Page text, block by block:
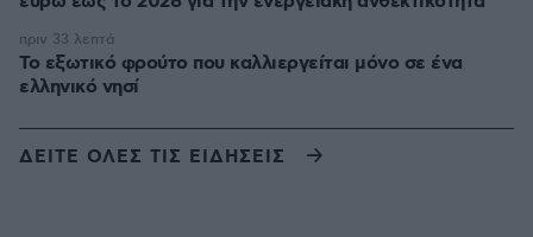
Το εξωτικό φρούτο που καλλιεργείται μόνο σε ένα
ελληνικό νησί
πριν 33 λεπτά
ΔΕΙΤΕ ΟΛΕΣ ΤΙΣ ΕΙΔΗΣΕΙΣ